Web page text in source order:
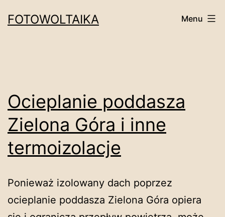
doFOTOWOLTAIKA Menu
Ocieplanie poddasza
Zielona Góra i inne
termoizolacje
Ponieważ izolowany dach poprzez
ocieplanie poddasza Zielona Góra opiera